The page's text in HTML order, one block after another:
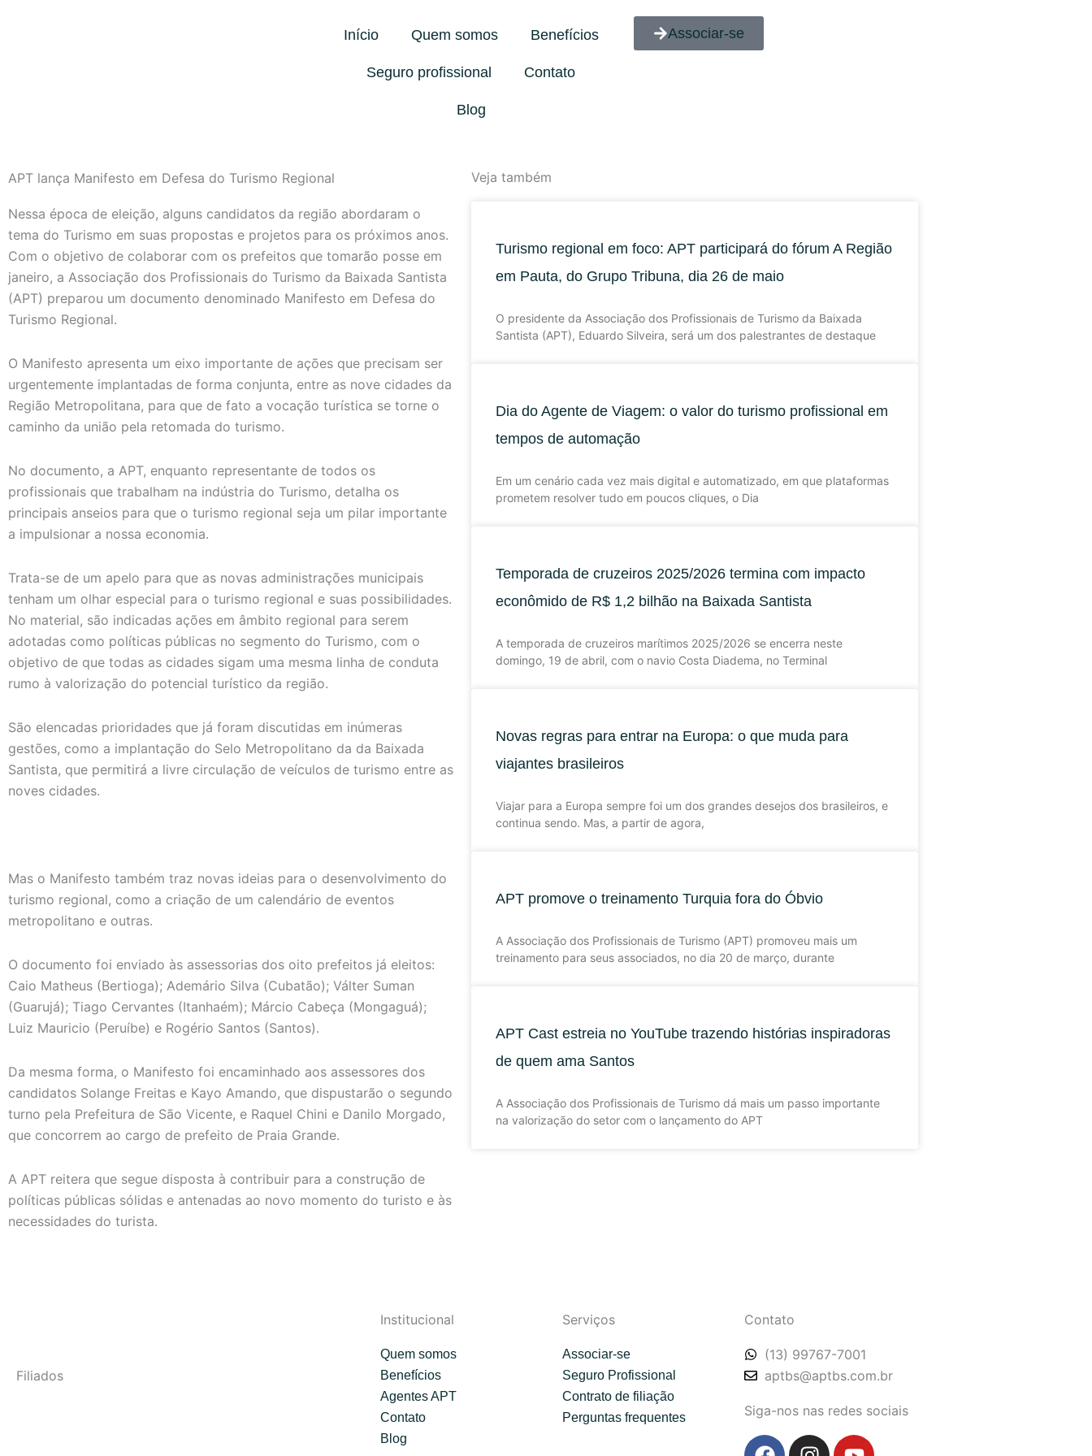
Início Quem somos Benefícios
Seguro profissional Contato
Blog
Associar-se
APT lança Manifesto em Defesa do Turismo Regional
Nessa época de eleição, alguns candidatos da região abordaram o
tema do Turismo em suas propostas e projetos para os próximos anos.
Com o objetivo de colaborar com os prefeitos que tomarão posse em
janeiro, a Associação dos Profissionais do Turismo da Baixada Santista
(APT) preparou um documento denominado Manifesto em Defesa do
Turismo Regional.
O Manifesto apresenta um eixo importante de ações que precisam ser
urgentemente implantadas de forma conjunta, entre as nove cidades da
Região Metropolitana, para que de fato a vocação turística se torne o
caminho da união pela retomada do turismo.
No documento, a APT, enquanto representante de todos os
profissionais que trabalham na indústria do Turismo, detalha os
principais anseios para que o turismo regional seja um pilar importante
a impulsionar a nossa economia.
Trata-se de um apelo para que as novas administrações municipais
tenham um olhar especial para o turismo regional e suas possibilidades.
No material, são indicadas ações em âmbito regional para serem
adotadas como políticas públicas no segmento do Turismo, com o
objetivo de que todas as cidades sigam uma mesma linha de conduta
rumo à valorização do potencial turístico da região.
São elencadas prioridades que já foram discutidas em inúmeras
gestões, como a implantação do Selo Metropolitano da da Baixada
Santista, que permitirá a livre circulação de veículos de turismo entre as
noves cidades.
Mas o Manifesto também traz novas ideias para o desenvolvimento do
turismo regional, como a criação de um calendário de eventos
metropolitano e outras.
O documento foi enviado às assessorias dos oito prefeitos já eleitos:
Caio Matheus (Bertioga); Ademário Silva (Cubatão); Válter Suman
(Guarujá); Tiago Cervantes (Itanhaém); Márcio Cabeça (Mongaguá);
Luiz Mauricio (Peruíbe) e Rogério Santos (Santos).
Da mesma forma, o Manifesto foi encaminhado aos assessores dos
candidatos Solange Freitas e Kayo Amando, que dispustarão o segundo
turno pela Prefeitura de São Vicente, e Raquel Chini e Danilo Morgado,
que concorrem ao cargo de prefeito de Praia Grande.
A APT reitera que segue disposta à contribuir para a construção de
políticas públicas sólidas e antenadas ao novo momento do turisto e às
necessidades do turista.
Veja também
Turismo regional em foco: APT participará do fórum A Região
em Pauta, do Grupo Tribuna, dia 26 de maio
O presidente da Associação dos Profissionais de Turismo da Baixada
Santista (APT), Eduardo Silveira, será um dos palestrantes de destaque
Dia do Agente de Viagem: o valor do turismo profissional em
tempos de automação
Em um cenário cada vez mais digital e automatizado, em que plataformas
prometem resolver tudo em poucos cliques, o Dia
Temporada de cruzeiros 2025/2026 termina com impacto
econômido de R$ 1,2 bilhão na Baixada Santista
A temporada de cruzeiros marítimos 2025/2026 se encerra neste
domingo, 19 de abril, com o navio Costa Diadema, no Terminal
Novas regras para entrar na Europa: o que muda para
viajantes brasileiros
Viajar para a Europa sempre foi um dos grandes desejos dos brasileiros, e
continua sendo. Mas, a partir de agora,
APT promove o treinamento Turquia fora do Óbvio
A Associação dos Profissionais de Turismo (APT) promoveu mais um
treinamento para seus associados, no dia 20 de março, durante
APT Cast estreia no YouTube trazendo histórias inspiradoras
de quem ama Santos
A Associação dos Profissionais de Turismo dá mais um passo importante
na valorização do setor com o lançamento do APT
Filiados
Institucional
Quem somos
Benefícios
Agentes APT
Contato
Blog
Serviços
Associar-se
Seguro Profissional
Contrato de filiação
Perguntas frequentes
Contato
(13) 99767-7001
aptbs@aptbs.com.br
Siga-nos nas redes sociais
F
I
Y
L